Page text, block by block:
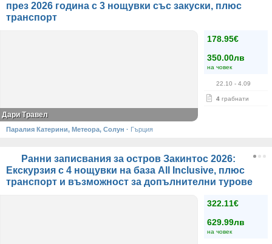
през 2026 година с 3 нощувки със закуски, плюс
транспорт
178.95€
350.00лв
на човек
22.10 - 4.09
4 грабнати
Дари Травел
Паралия Катерини, Метеора, Солун · Гърция
Ранни записвания за остров Закинтос 2026:
Екскурзия с 4 нощувки на база All Inclusive, плюс
транспорт и възможност за допълнителни турове
322.11€
629.99лв
на човек